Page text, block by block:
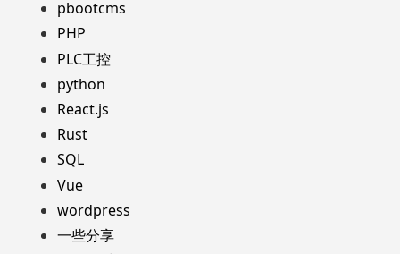
pbootcms
PHP
PLC工控
python
React.js
Rust
SQL
Vue
wordpress
一些分享